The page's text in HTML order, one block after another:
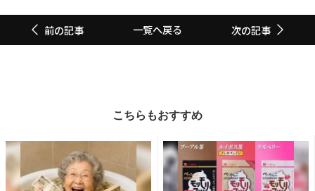
前の記事 一覧へ戻る 次の記事
こちらもおすすめ